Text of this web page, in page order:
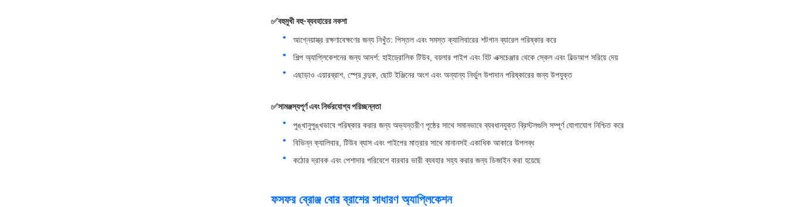
✅বহুমুখী বহু-ব্যবহারের নকশা
আগ্নেয়াস্ত্র রক্ষণাবেক্ষণের জন্য নিখুঁত: পিস্তল এবং সমস্ত ক্যালিবারের শটগান ব্যারেল পরিষ্কার করে
শিল্প অ্যাপ্লিকেশনের জন্য আদর্শ: হাইড্রোলিক টিউব, বয়লার পাইপ এবং হিট এক্সচেঞ্জার থেকে স্কেল এবং বিল্ডআপ সরিয়ে দেয়
এছাড়াও এয়ারব্রাশ, স্প্রে বন্দুক, ছোট ইঞ্জিনের অংশ এবং অন্যান্য নির্ভুল উপাদান পরিষ্কারের জন্য উপযুক্ত
✅সামঞ্জস্যপূর্ণ এবং নির্ভরযোগ্য পরিচ্ছন্নতা
পুঙ্খানুপুঙ্খভাবে পরিষ্কার করার জন্য অভ্যন্তরীণ পৃষ্ঠের সাথে সমানভাবে ব্যবধানযুক্ত ব্রিস্টলগুলি সম্পূর্ণ যোগাযোগ নিশ্চিত করে
বিভিন্ন ক্যালিবার, টিউব ব্যাস এবং পাইপের মাত্রার সাথে মানানসই একাধিক আকারে উপলব্ধ
কঠোর দ্রাবক এবং পেশাদার পরিবেশে বারবার ভারী ব্যবহার সহ্য করার জন্য ডিজাইন করা হয়েছে
ফসফর ব্রোঞ্জ বোর ব্রাশের সাধারণ অ্যাপ্লিকেশন